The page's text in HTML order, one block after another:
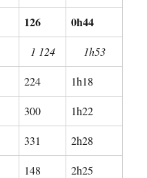
126 0h44
1 124 1h53
224 1h18
300 1h22
331 2h28
148 2h25